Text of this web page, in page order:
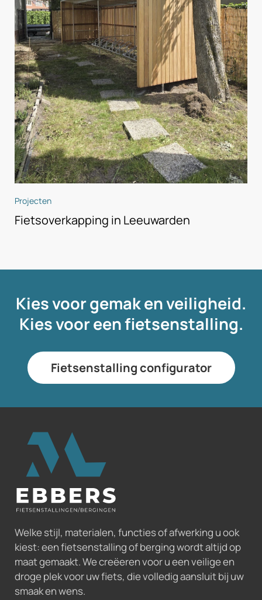
Projecten
Fietsoverkapping in Leeuwarden
Kies voor gemak en veiligheid.
Kies voor een fietsenstalling.
Fietsenstalling configurator
Welke stijl, materialen, functies of afwerking u ook
kiest: een fietsenstalling of berging wordt altijd op
maat gemaakt. We creëeren voor u een veilige en
droge plek voor uw fiets, die volledig aansluit bij uw
smaak en wens.